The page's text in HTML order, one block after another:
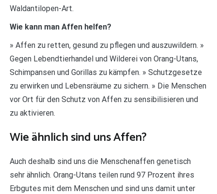
Waldantilopen-Art.
Wie kann man Affen helfen?
» Affen zu retten, gesund zu pflegen und auszuwildern. »
Gegen Lebendtierhandel und Wilderei von Orang-Utans,
Schimpansen und Gorillas zu kämpfen. » Schutzgesetze
zu erwirken und Lebensräume zu sichern. » Die Menschen
vor Ort für den Schutz von Affen zu sensibilisieren und
zu aktivieren.
Wie ähnlich sind uns Affen?
Auch deshalb sind uns die Menschenaffen genetisch
sehr ähnlich. Orang-Utans teilen rund 97 Prozent ihres
Erbgutes mit dem Menschen und sind uns damit unter